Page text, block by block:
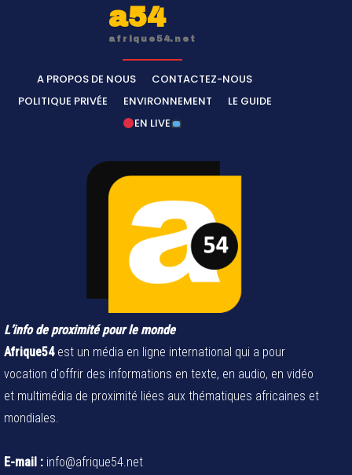
a54
afrique54.net
A PROPOS DE NOUS
CONTACTEZ-NOUS
POLITIQUE PRIVÉE
ENVIRONNEMENT
LE GUIDE
EN LIVE
L’info de proximité pour le monde
Afrique54est un média en ligne international qui a pour
vocation d'offrir des informations en texte, en audio, en vidéo
et multimédia de proximité liées aux thématiques africaines et
mondiales.
E-mail : info@afrique54.net